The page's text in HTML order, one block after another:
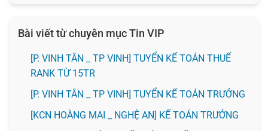
Bài viết từ chuyên mục Tin VIP
[P. VINH TÂN _ TP VINH] TUYỂN KẾ TOÁN THUẾ
RANK TỪ 15TR
[P. VINH TÂN _ TP VINH] TUYỂN KẾ TOÁN TRƯỞNG
️[KCN HOÀNG MAI _ NGHỆ AN] KẾ TOÁN TRƯỞNG